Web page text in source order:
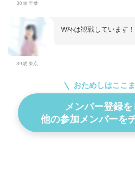
30歳 千葉
39歳 東京
W杯は観戦しています！
おためしはここ
メンバー登録を
他の参加メンバーを